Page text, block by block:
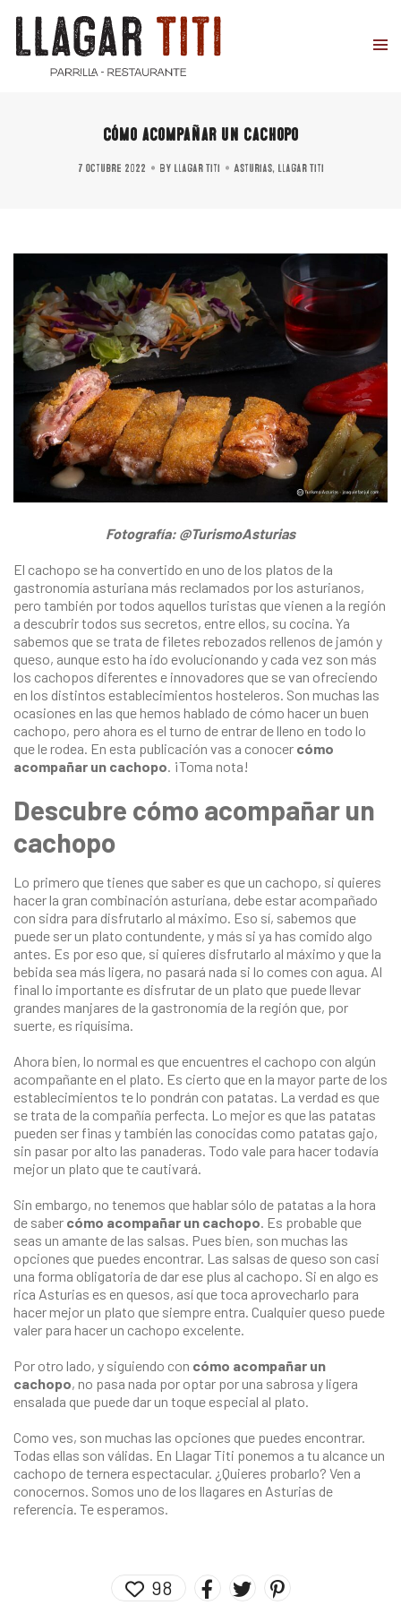
Cómo acompañar un cachopo
7 octubre 2022 By Llagar Titi Asturias, Llagar Titi
Fotografía: @TurismoAsturias
El cachopo se ha convertido en uno de los platos de la
gastronomía asturiana más reclamados por los asturianos,
pero también por todos aquellos turistas que vienen a la región
a descubrir todos sus secretos, entre ellos, su cocina. Ya
sabemos que se trata de filetes rebozados rellenos de jamón y
queso, aunque esto ha ido evolucionando y cada vez son más
los cachopos diferentes e innovadores que se van ofreciendo
en los distintos establecimientos hosteleros. Son muchas las
ocasiones en las que hemos hablado de cómo hacer un buen
cachopo, pero ahora es el turno de entrar de lleno en todo lo
que le rodea. En esta publicación vas a conocer cómo
acompañar un cachopo . ¡Toma nota!
Descubre cómo acompañar un
cachopo
Lo primero que tienes que saber es que un cachopo, si quieres
hacer la gran combinación asturiana, debe estar acompañado
con sidra para disfrutarlo al máximo. Eso sí, sabemos que
puede ser un plato contundente, y más si ya has comido algo
antes. Es por eso que, si quieres disfrutarlo al máximo y que la
bebida sea más ligera, no pasará nada si lo comes con agua. Al
final lo importante es disfrutar de un plato que puede llevar
grandes manjares de la gastronomía de la región que, por
suerte, es riquísima.
Ahora bien, lo normal es que encuentres el cachopo con algún
acompañante en el plato. Es cierto que en la mayor parte de los
establecimientos te lo pondrán con patatas. La verdad es que
se trata de la compañía perfecta. Lo mejor es que las patatas
pueden ser finas y también las conocidas como patatas gajo,
sin pasar por alto las panaderas. Todo vale para hacer todavía
mejor un plato que te cautivará.
Sin embargo, no tenemos que hablar sólo de patatas a la hora
de saber cómo acompañar un cachopo . Es probable que
seas un amante de las salsas. Pues bien, son muchas las
opciones que puedes encontrar. Las salsas de queso son casi
una forma obligatoria de dar ese plus al cachopo. Si en algo es
rica Asturias es en quesos, así que toca aprovecharlo para
hacer mejor un plato que siempre entra. Cualquier queso puede
valer para hacer un cachopo excelente.
Por otro lado, y siguiendo con cómo acompañar un
cachopo, no pasa nada por optar por una sabrosa y ligera
ensalada que puede dar un toque especial al plato.
Como ves, son muchas las opciones que puedes encontrar.
Todas ellas son válidas. En Llagar Titi ponemos a tu alcance un
cachopo de ternera espectacular. ¿Quieres probarlo? Ven a
conocernos. Somos uno de los llagares en Asturias de
referencia. Te esperamos.
98